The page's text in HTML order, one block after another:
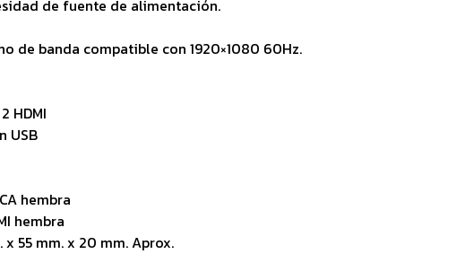
de fuente de alimentación.
de banda compatible con 1920×1080 60Hz.
HDMI
USB
hembra
hembra
55 mm. x 20 mm. Aprox.